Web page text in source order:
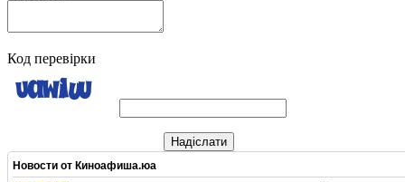
Код перевірки
Надіслати
Новости от Киноафиша.юа